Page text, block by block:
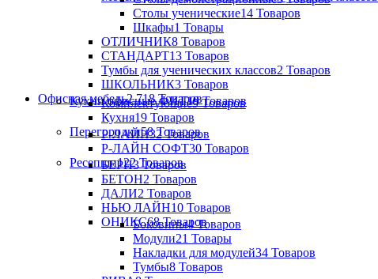
Столы ученические14 Товаров
Шкафы1 Товары
ОТЛИЧНИК8 Товаров
СТАНДАРТ13 Товаров
Тумбы для ученических классов2 Товаров
ШКОЛЬНИК3 Товаров
Офисная мебель2 718 Товаров
Кухни офисные ФИТ19 Товаров
Комплектующие9 Товаров
Кухня19 Товаров
Перегородки58 Товаров
Р-ЛАЙН32 Товаров
Р-ЛАЙН СОФТ30 Товаров
Ресепшн122 Товаров
БЕРН3 Товаров
БЕТОН2 Товаров
ДАЛИ2 Товаров
НЬЮ ЛАЙН10 Товаров
ОНИКС68 Товаров
Боковины4 Товаров
Модули21 Товары
Накладки для модулей34 Товаров
Тумбы8 Товаров